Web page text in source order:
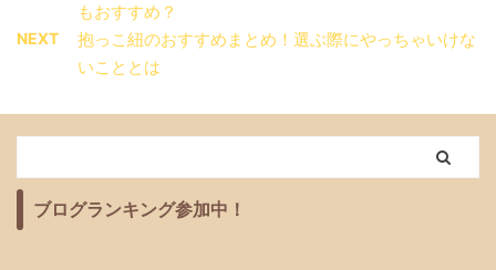
もおすすめ？
NEXT
抱っこ紐のおすすめまとめ！選ぶ際にやっちゃいけな
いこととは
ブログランキング参加中！